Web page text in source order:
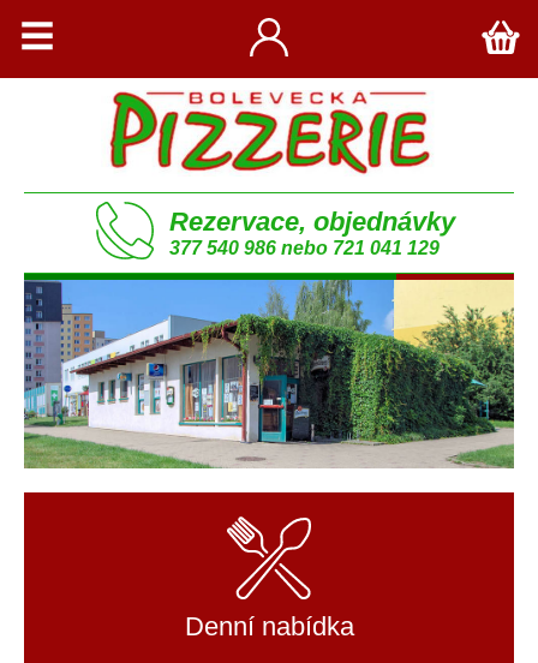
Denní nabídka
Rezervace, objednávky
377 540 986 nebo 721 041 129